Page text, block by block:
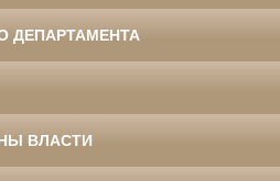
ДЕПАРТАМЕНТА
ВЛАСТИ